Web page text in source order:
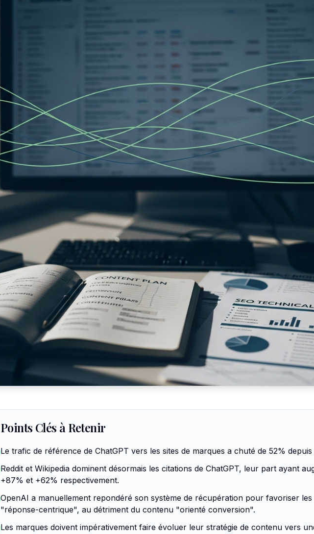
Points Clés à Retenir
Le trafic de référence de ChatGPT vers les sites de marques a chuté de 52%
Reddit et Wikipedia dominent désormais les citations de ChatGPT, leur part ayant
+87% et +62% respectivement.
OpenAI a manuellement repondéré son système de récupération pour favoriser
"réponse-centrique", au détriment du contenu "orienté conversion".
Les marques doivent impérativement faire évoluer leur stratégie de contenu vers